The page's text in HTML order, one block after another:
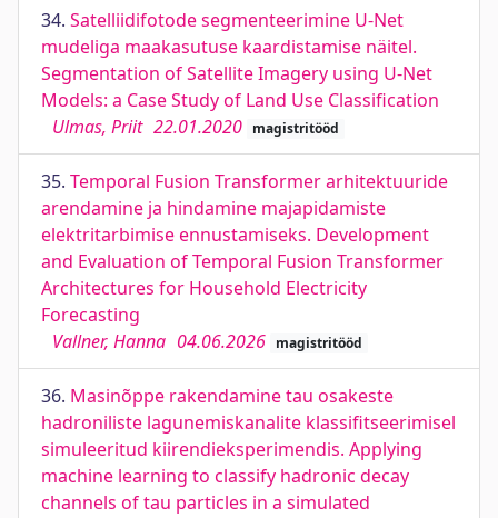
34. Satelliidifotode segmenteerimine U-Net
mudeliga maakasutuse kaardistamise näitel.
Segmentation of Satellite Imagery using U-Net
Models: a Case Study of Land Use Classification
Ulmas, Priit 22.01.2020 magistritööd
35. Temporal Fusion Transformer arhitektuuride
arendamine ja hindamine majapidamiste
elektritarbimise ennustamiseks. Development
and Evaluation of Temporal Fusion Transformer
Architectures for Household Electricity
Forecasting
Vallner, Hanna 04.06.2026 magistritööd
36. Masinõppe rakendamine tau osakeste
hadroniliste lagunemiskanalite klassifitseerimisel
simuleeritud kiirendieksperimendis. Applying
machine learning to classify hadronic decay
channels of tau particles in a simulated